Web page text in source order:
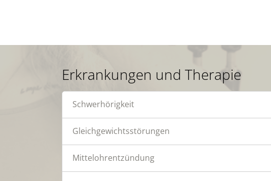
Erkrankungen und Therapie
Schwerhörigkeit
Gleichgewichtsstörungen
Mittelohrentzündung